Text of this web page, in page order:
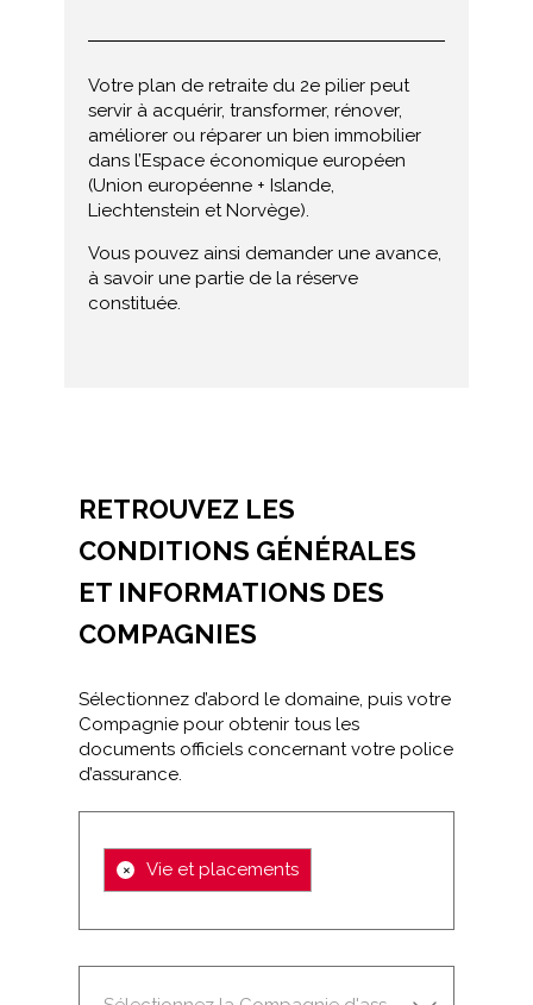
Votre plan de retraite du 2e pilier peut
servir à acquérir, transformer, rénover,
améliorer ou réparer un bien immobilier
dans l’Espace économique européen
(Union européenne + Islande,
Liechtenstein et Norvège).
Vous pouvez ainsi demander une avance,
à savoir une partie de la réserve
constituée.
RETROUVEZ LES
CONDITIONS GÉNÉRALES
ET INFORMATIONS DES
COMPAGNIES
Sélectionnez d’abord le domaine, puis votre
Compagnie pour obtenir tous les
documents officiels concernant votre police
d’assurance.
× Vie et placements